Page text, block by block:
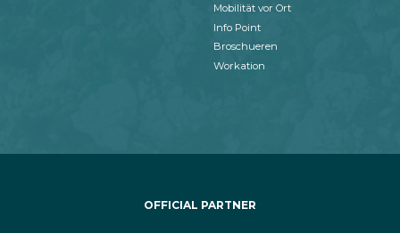
Mobilität vor Ort
Info Point
Broschueren
Workation
OFFICIAL PARTNER